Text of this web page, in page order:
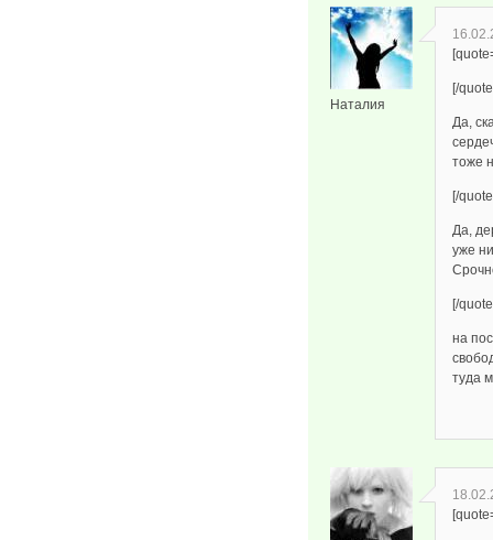
Наталия
[/
Да,
тоже
[/
Да,
уже
[/
на
туда